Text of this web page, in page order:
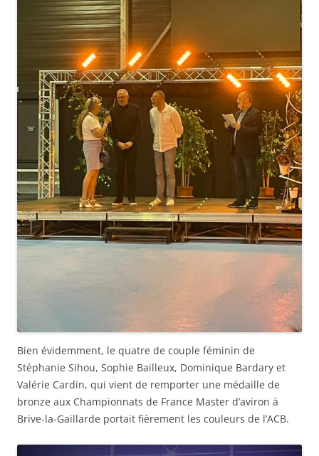
Bien évidemment, le quatre de couple féminin de
Stéphanie Sihou, Sophie Bailleux, Dominique Bardary et
Valérie Cardin, qui vient de remporter une médaille de
bronze aux Championnats de France Master d’aviron à
Brive-la-Gaillarde portait fièrement les couleurs de l’ACB.